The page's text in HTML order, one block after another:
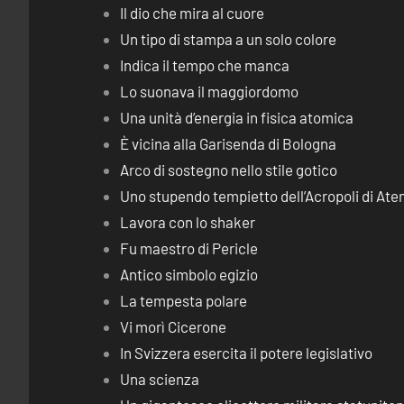
Il dio che mira al cuore
Un tipo di stampa a un solo colore
Indica il tempo che manca
Lo suonava il maggiordomo
Una unità d’energia in fisica atomica
È vicina alla Garisenda di Bologna
Arco di sostegno nello stile gotico
Uno stupendo tempietto dell’Acropoli di
Lavora con lo shaker
Fu maestro di Pericle
Antico simbolo egizio
La tempesta polare
Vi morì Cicerone
In Svizzera esercita il potere legislativo
Una scienza